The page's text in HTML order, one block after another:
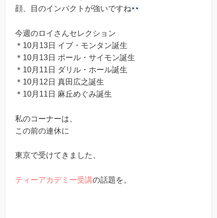
顔、目のインパクトが強いですね
今週のロイさんセレクション
＊10月13日 イブ・モンタン誕生
＊10月13日 ポール・サイモン誕生
＊10月11日 ダリル・ホール誕生
＊10月12日 真田広之誕生
＊10月11日 麻丘めぐみ誕生
私のコーナーは、
この前の連休に
東京で受けてきました、
ティーアカデミー受講の話題を。